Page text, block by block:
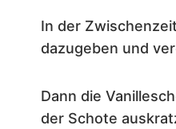
In der
dazugeben und
Dann die
der Schote